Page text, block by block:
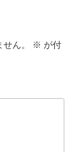
ん。 ※ が付